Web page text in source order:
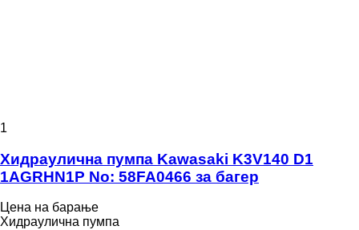
1
Хидраулична пумпа Kawasaki K3V140 D1
1AGRHN1P No: 58FA0466 за багер
Цена на барање
Хидраулична пумпа